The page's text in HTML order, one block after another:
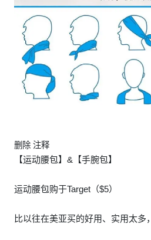
删除 注释
【运动腰包】&【手腕包】
运动腰包购于Target（$5）
比以往在美亚买的好用、实用太多，